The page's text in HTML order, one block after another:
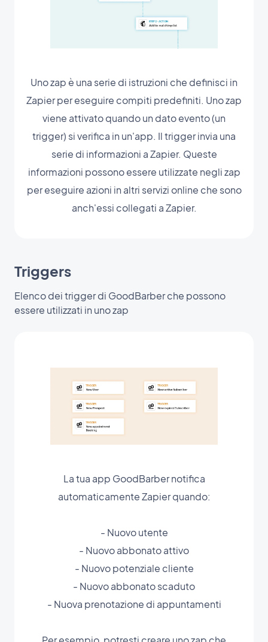
Uno zap è una serie di istruzioni che definisci in
Zapier per eseguire compiti predefiniti. Uno zap
viene attivato quando un dato evento (un
trigger) si verifica in un'app. Il trigger invia una
serie di informazioni a Zapier. Queste
informazioni possono essere utilizzate negli zap
per eseguire azioni in altri servizi online che sono
anch'essi collegati a Zapier.
Triggers
Elenco dei trigger di GoodBarber che possono
essere utilizzati in uno zap
La tua app GoodBarber notifica
automaticamente Zapier quando:
- Nuovo utente
- Nuovo abbonato attivo
- Nuovo potenziale cliente
- Nuovo abbonato scaduto
- Nuova prenotazione di appuntamenti